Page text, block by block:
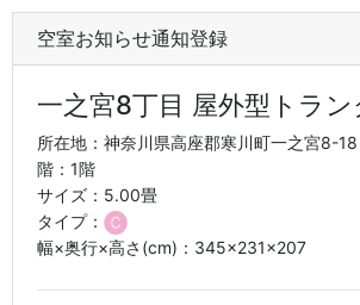
空室お知らせ通知登録
一之宮8丁目 屋外型トラン
所在地：神奈川県高座郡寒川町一之宮8-18
階：1階
サイズ：5.00畳
タイプ：
幅×奥行×高さ(cm)：345×231×207